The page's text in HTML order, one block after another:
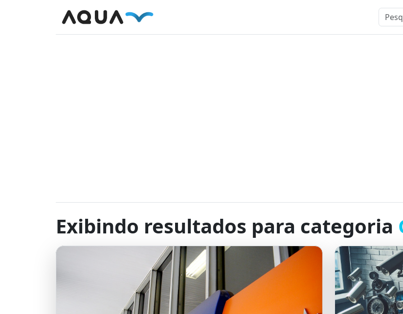
Exibindo resultados para categoria